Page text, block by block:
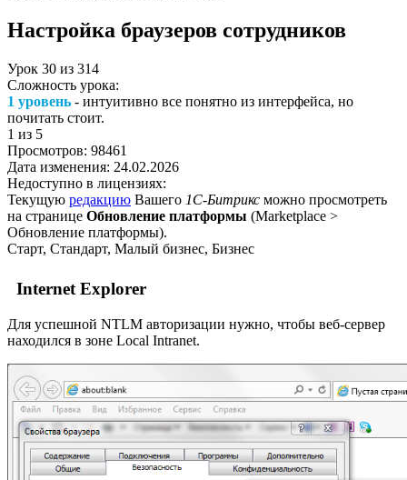
Настройка браузеров сотрудников
Урок 30 из 314
Сложность урока:
1 уровень - интуитивно все понятно из интерфейса, но
почитать стоит.
1 из 5
Просмотров: 98461
Дата изменения: 24.02.2026
Недоступно в лицензиях:
Текущую редакцию Вашего 1С-Битрикс можно просмотреть
на странице Обновление платформы (Marketplace >
Обновление платформы).
Старт, Стандарт, Малый бизнес, Бизнес
Internet Explorer
Для успешной NTLM авторизации нужно, чтобы веб-сервер
находился в зоне Local Intranet.